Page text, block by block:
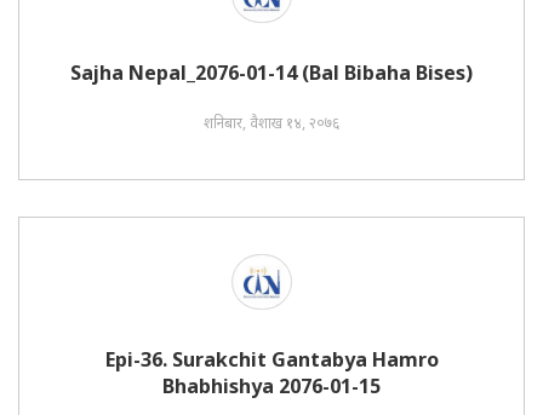
Sajha Nepal_2076-01-14 (Bal Bibaha Bises)
शनिबार, वैशाख १४, २०७६
Epi-36. Surakchit Gantabya Hamro
Bhabhishya 2076-01-15